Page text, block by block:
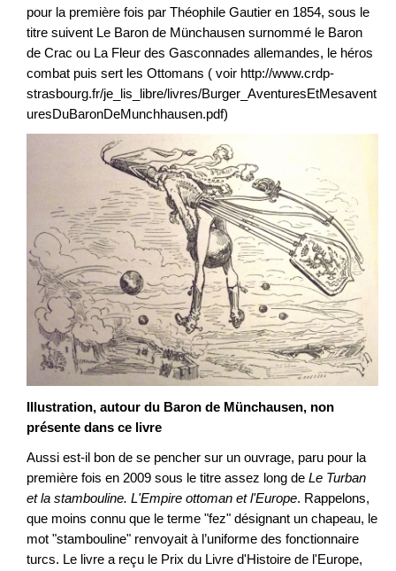
pour la première fois par Théophile Gautier en 1854, sous le
titre suivent Le Baron de Münchausen surnommé le Baron
de Crac ou La Fleur des Gasconnades allemandes, le héros
combat puis sert les Ottomans ( voir http://www.crdp-
strasbourg.fr/je_lis_libre/livres/Burger_AventuresEtMesavent
uresDuBaronDeMunchhausen.pdf)
Illustration, autour du Baron de Münchausen, non
présente dans ce livre
Aussi est-il bon de se pencher sur un ouvrage, paru pour la
première fois en 2009 sous le titre assez long de Le Turban
et la stambouline. L'Empire ottoman et l'Europe. Rappelons,
que moins connu que le terme "fez" désignant un chapeau, le
mot "stambouline" renvoyait à l’uniforme des fonctionnaire
turcs. Le livre a reçu le Prix du Livre d'Histoire de l'Europe,